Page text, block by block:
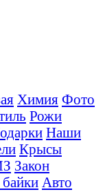
Химия Фото
Рожи
Наши
Крысы
Закон
Авто